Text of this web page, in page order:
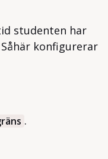
studenten har
konfigurerar
.